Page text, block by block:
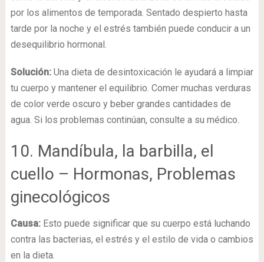
por los alimentos de temporada. Sentado despierto hasta
tarde por la noche y el estrés también puede conducir a un
desequilibrio hormonal.
Solución:Una dieta de desintoxicación le ayudará a limpiar
tu cuerpo y mantener el equilibrio. Comer muchas verduras
de color verde oscuro y beber grandes cantidades de
agua. Si los problemas continúan, consulte a su médico.
10. Mandíbula, la barbilla, el
cuello – Hormonas, Problemas
ginecológicos
Causa:Esto puede significar que su cuerpo está luchando
contra las bacterias, el estrés y el estilo de vida o cambios
en la dieta.